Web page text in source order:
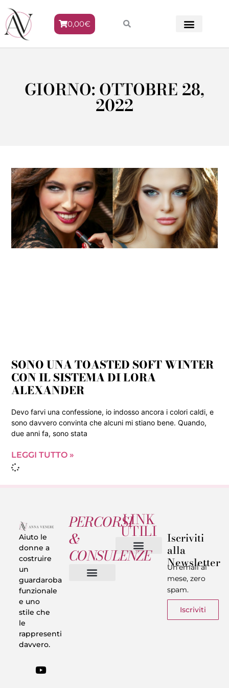
0,00€
GIORNO: OTTOBRE 28,
2022
SONO UNA TOASTED SOFT WINTER
CON IL SISTEMA DI LORA
ALEXANDER
Devo farvi una confessione, io indosso ancora i colori caldi, e
sono davvero convinta che alcuni mi stiano bene. Quando,
due anni fa, sono stata
LEGGI TUTTO »
Aiuto le
donne a
costruire
un
guardaroba
funzionale
e uno
stile che
le
rappresenti
davvero.
PERCORSI
&
CONSULENZE
LINK
UTILI Iscriviti
alla
Newsletter
Un’email al
mese, zero
spam.
Iscriviti